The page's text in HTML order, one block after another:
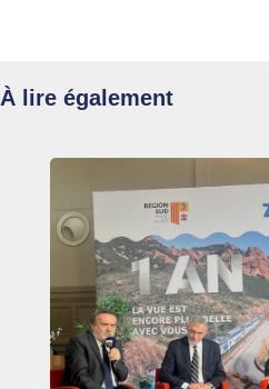
À lire également